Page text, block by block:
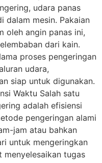
udara panas
dalam mesin. Pakaian
oleh angin panas ini,
dari kain.
proses pengeringan
udara,
siap untuk digunakan.
Waktu Salah satu
adalah efisiensi
pengeringan alami
jam atau bahkan
untuk mengeringkan
menyelesaikan tugas